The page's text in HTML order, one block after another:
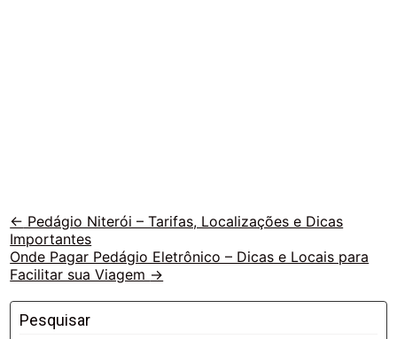
Veja
outras
vias
← Pedágio Niterói – Tarifas, Localizações e Dicas
Importantes
Onde Pagar Pedágio Eletrônico – Dicas e Locais para
Facilitar sua Viagem →
Pesquisar